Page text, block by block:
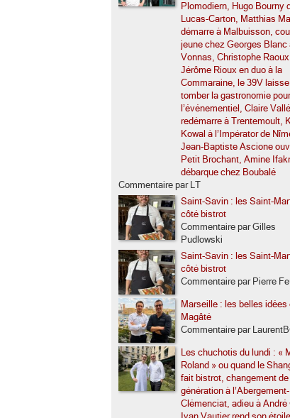
Plomodiern, Hugo Bourny
Lucas-Carton, Matthias
démarre à Malbuisson,
jeune chez Georges Blanc
Vonnas, Christophe
Jérôme Rioux en duo à la
Commaraine, le 39V laisse
tomber la gastronomie pour
l’événementiel, Claire
redémarre à Trentemoult,
Kowal à l’Impérator de
Jean-Baptiste Ascione
Petit Brochant, Amine
débarque chez Boubalé
Commentaire par LT
Saint-Savin : les Saint-
côté bistrot
Commentaire par Gilles
Pudlowski
Saint-Savin : les Saint-
côté bistrot
Commentaire par Pierre
Marseille : les belles idées
Magâté
Commentaire par
Les chuchotis du lundi : «
Roland » ou quand le
fait bistrot, changement de
génération à l’Abergement-
Clémenciat, adieu à André